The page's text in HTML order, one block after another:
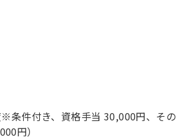
条件付き、資格手当 30,000円、その
円）